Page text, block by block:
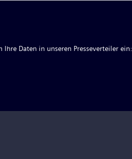
Daten in unseren Presseverteiler ein: